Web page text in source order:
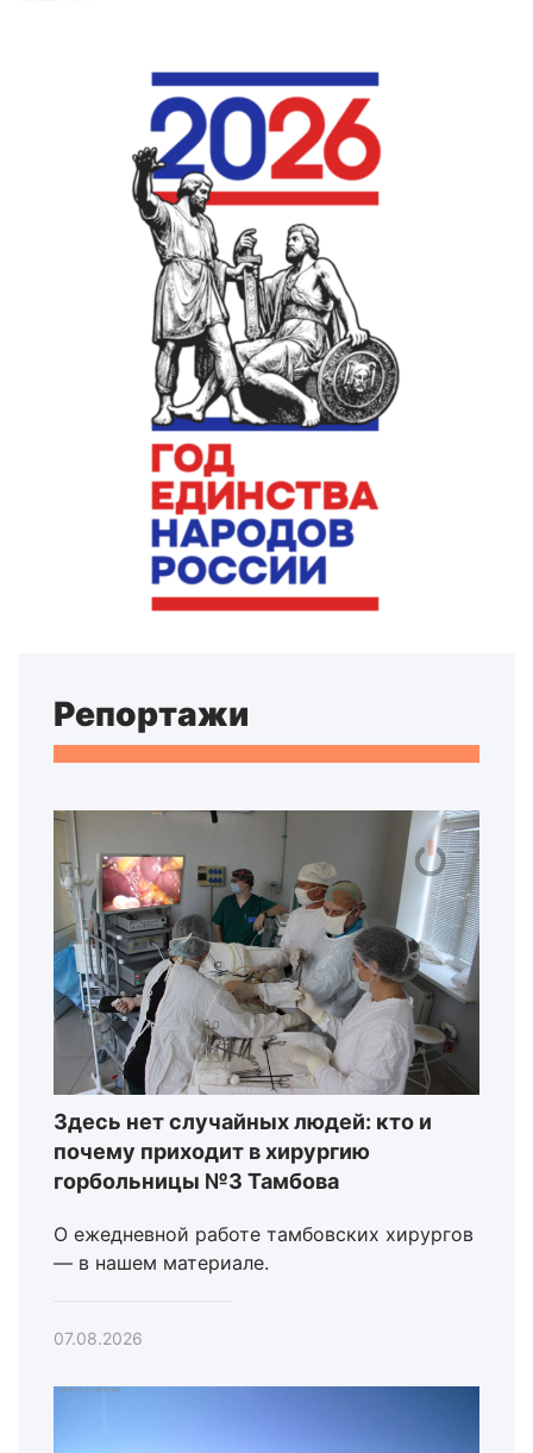
Репортажи
Здесь нет случайных людей: кто и
почему приходит в хирургию
горбольницы №3 Тамбова
О ежедневной работе тамбовских хирургов
— в нашем материале.
07.08.2026